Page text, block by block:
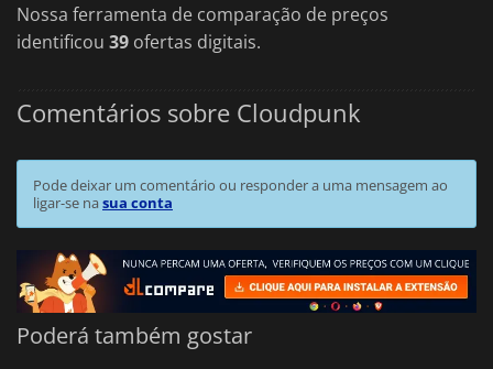
Nossa ferramenta de comparação de preços
identificou 39 ofertas digitais.
Comentários sobre Cloudpunk
Pode deixar um comentário ou responder a uma mensagem ao
ligar-se nasua conta
Poderá também gostar